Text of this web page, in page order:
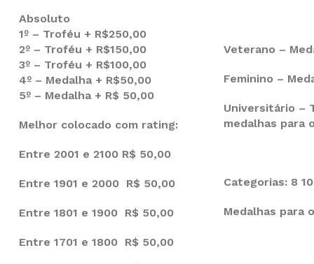
Absoluto
1º – Troféu + R$250,00
2º – Troféu + R$150,00
3º – Troféu + R$100,00
4º – Medalha + R$50,00
5º – Medalha + R$ 50,00
Melhor colocado com rating:
Entre 2001 e 2100 R$ 50,00
Entre 1901 e 2000 R$ 50,00
Entre 1801 e 1900 R$ 50,00
Entre 1701 e 1800 R$ 50,00
Veterano –
Feminino –
Universitário –
medalhas para
Categorias: 8
Medalhas para